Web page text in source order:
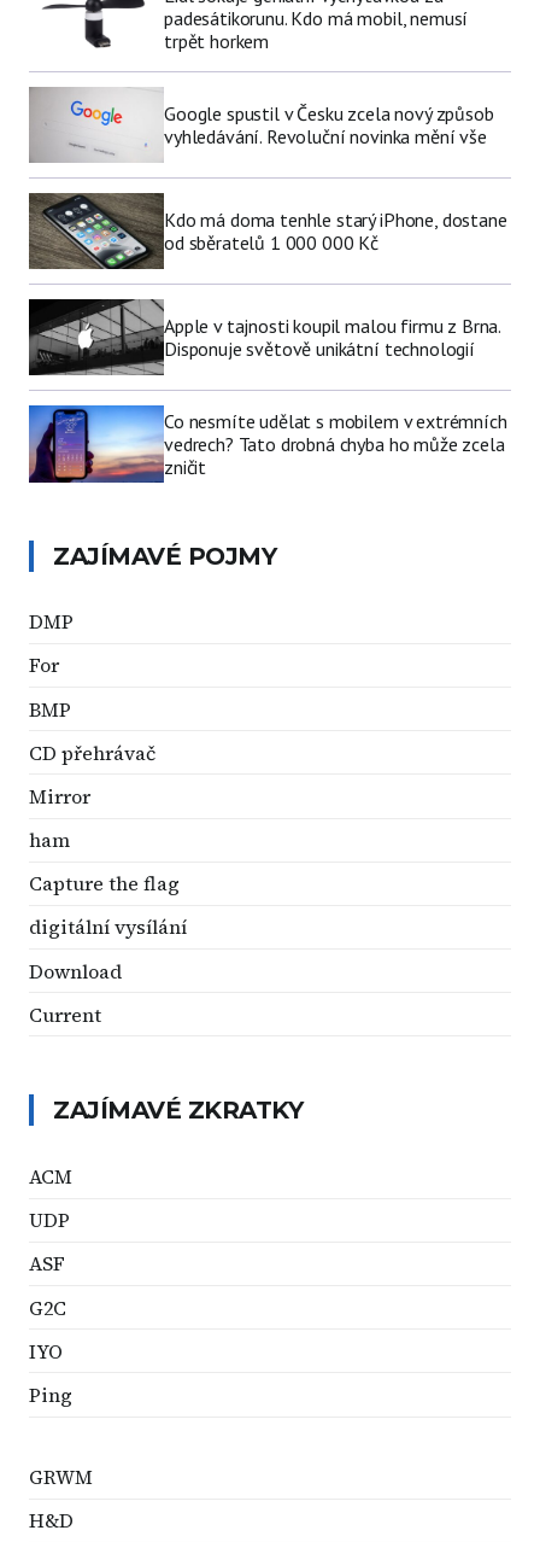
padesátikorunu. Kdo má mobil, nemusí
trpět horkem
Google spustil v Česku zcela nový způsob
vyhledávání. Revoluční novinka mění vše
Kdo má doma tenhle starý iPhone, dostane
od sběratelů 1 000 000 Kč
Apple v tajnosti koupil malou firmu z Brna.
Disponuje světově unikátní technologií
Co nesmíte udělat s mobilem v extrémních
vedrech? Tato drobná chyba ho může zcela
zničit
ZAJÍMAVÉ POJMY
DMP
For
BMP
CD přehrávač
Mirror
ham
Capture the flag
digitální vysílání
Download
Current
ZAJÍMAVÉ ZKRATKY
ACM
UDP
ASF
G2C
IYO
Ping
GRWM
H&D